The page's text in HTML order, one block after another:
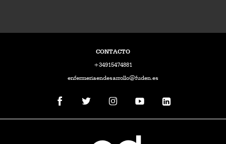
CONTACTO
+34915474881
enfermeriaendesarrollo@fuden.es